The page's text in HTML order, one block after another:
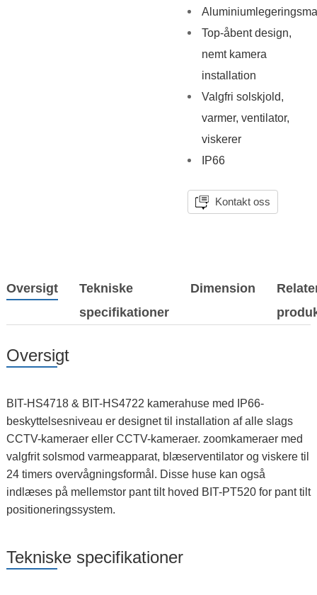
Top-åbent design,
nemt kamera
installation
Valgfri solskjold,
varmer, ventilator,
viskerer
IP66
Kontakt oss
Oversigt
Tekniske
specifikationer
Dimension
Oversigt
BIT-HS4718 & BIT-HS4722 kamerahuse med IP66-
beskyttelsesniveau er designet til installation af alle slags
CCTV-kameraer eller CCTV-kameraer. zoomkameraer med
valgfrit solsmod varmeapparat, blæserventilator og viskere til
24 timers overvågningsformål. Disse huse kan også
indlæses på mellemstor pant tilt hoved BIT-PT520 for pant tilt
positioneringssystem.
Tekniske specifikationer